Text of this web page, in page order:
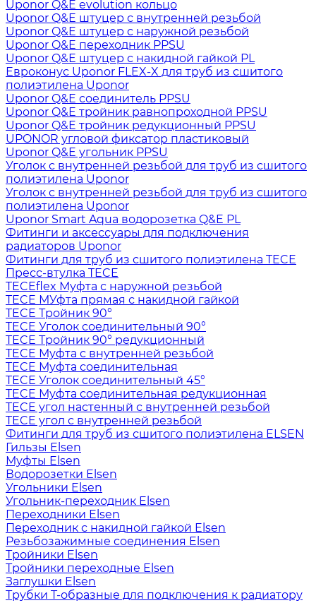
Uponor Q&E evolution кольцо
Uponor Q&E штуцер с внутренней резьбой
Uponor Q&E штуцер с наружной резьбой
Uponor Q&E переходник PPSU
Uponor Q&E штуцер с накидной гайкой PL
Евроконус Uponor FLEX-X для труб из сшитого
полиэтилена Uponor
Uponor Q&E соединитель PPSU
Uponor Q&E тройник равнопроходной PPSU
Uponor Q&E тройник редукционный PPSU
UPONOR угловой фиксатор пластиковый
Uponor Q&E угольник PPSU
Уголок с внутренней резьбой для труб из сшитого
полиэтилена Uponor
Уголок с внутренней резьбой для труб из сшитого
полиэтилена Uponor
Uponor Smart Aqua водорозетка Q&E PL
Фитинги и аксессуары для подключения
радиаторов Uponor
Фитинги для труб из сшитого полиэтилена TECE
Пресс-втулка TECE
TECEflex Муфта с наружной резьбой
TECE МУфта прямая с накидной гайкой
TECE Тройник 90°
TECE Уголок соединительный 90°
TECE Тройник 90° редукционный
TECE Муфта с внутренней резьбой
TECE Муфта соединительная
TECE Уголок соединительный 45°
TECE Муфта соединительная редукционная
TECE угол настенный с внутренней резьбой
TECE угол с внутренней резьбой
Фитинги для труб из сшитого полиэтилена ELSEN
Гильзы Elsen
Муфты Elsen
Водорозетки Elsen
Угольники Elsen
Угольник-переходник Elsen
Переходники Elsen
Переходник с накидной гайкой Elsen
Резьбозажимные соединения Elsen
Тройники Elsen
Тройники переходные Elsen
Заглушки Elsen
Трубки T-образные для подключения к радиатору